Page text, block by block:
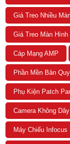
Giá Treo Nhiều
Giá Treo Màn
Cáp Mạng AMP
Phần Mền Bản
Phụ Kiện Patch
Camera Không Dây
Máy Chiếu Infocus